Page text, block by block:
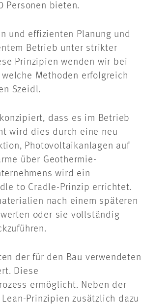
Personen bieten.
und effizienten Planung und
Betrieb unter strikter
Prinzipien wenden wir bei
Methoden erfolgreich
Szeidl.
dass es im Betrieb
wird dies durch eine neu
Photovoltaikanlagen auf
über Geothermie-
wird ein
to Cradle-Prinzip errichtet.
nach einem späteren
oder sie vollständig
der für den Bau verwendeten
Diese
ermöglicht. Neben der
Prinzipien zusätzlich dazu